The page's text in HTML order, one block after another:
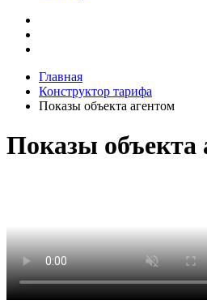
Главная
Конструктор тарифа
Показы объекта агентом
Показы объекта